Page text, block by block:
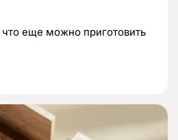
что еще можно приготовить